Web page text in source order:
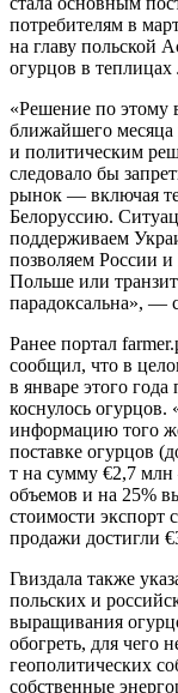
потребителям в
на главу польской
огурцов в
«Решение по этому
ближайшего
и политическим
следовало бы
рынок — включая
Белоруссию.
поддерживаем
позволяем России
Польше или
парадоксальна», —
Ранее портал
сообщил, что в
в январе этого
коснулось
информацию того
поставке огурцов
т на сумму €2,7 млн
объемов и на 25%
стоимости экспорт
продажи достигли
Гвиздала также
польских и
выращивания
обогреть, для чего
геополитических
собственные